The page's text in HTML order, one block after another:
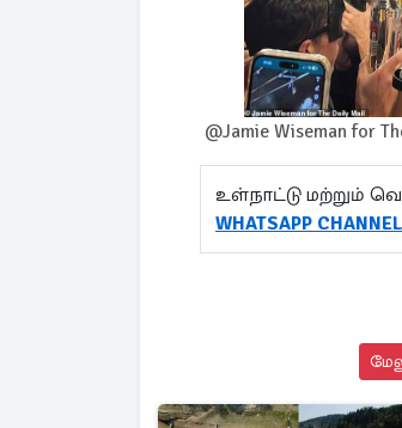
@Jamie Wiseman for
உள்நாட்டு மற்றும்
WHATSAPP CHANNEL